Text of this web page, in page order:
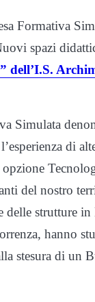
Formativa
spazi
dell’I.S.
Simulata
di
del nostro
delle strutture
hanno
stesura di un